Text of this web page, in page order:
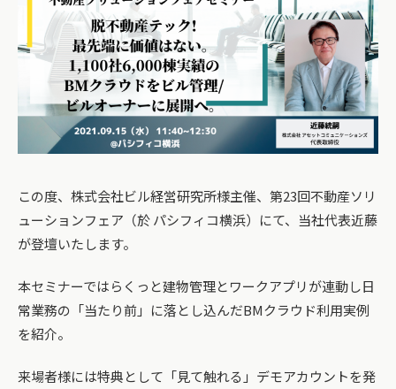
この度、株式会社ビル経営研究所様主催、第23回不動産ソリ
ューションフェア（於 パシフィコ横浜）にて、当社代表近藤
が登壇いたします。
本セミナーではらくっと建物管理とワークアプリが連動し日
常業務の「当たり前」に落とし込んだBMクラウド利用実例
を紹介。
来場者様には特典として「見て触れる」デモアカウントを発